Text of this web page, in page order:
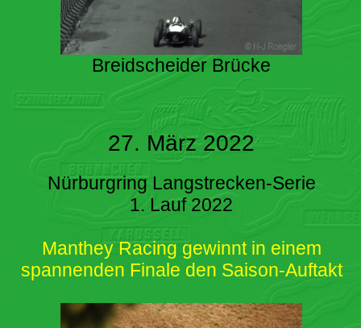
Breidscheider Brücke
27. März 2022
Nürburgring Langstrecken-Serie
1. Lauf 2022
Manthey Racing gewinnt in einem
spannenden Finale den Saison-Auftakt